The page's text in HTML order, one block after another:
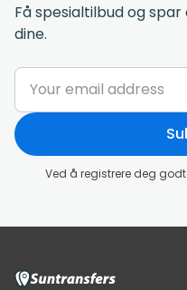
Få spesialtilbud og
dine.
Ved å registrere deg